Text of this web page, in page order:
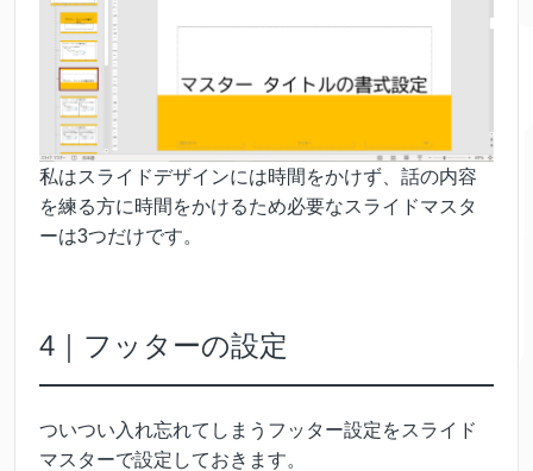
私はスライドデザインには時間をかけず、話の内容
を練る方に時間をかけるため必要なスライドマスタ
ーは3つだけです。
4｜フッターの設定
ついつい入れ忘れてしまうフッター設定をスライド
マスターで設定しておきます。